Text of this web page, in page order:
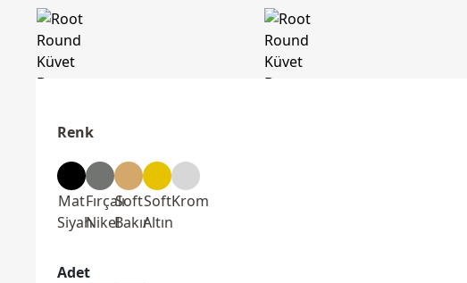
Renk
Mat
Siyah
Fırçalı
Nikel
Soft
Bakır
Soft
Altın
Krom
Adet